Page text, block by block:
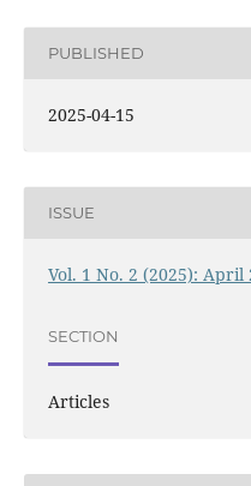
PUBLISHED
2025-04-15
ISSUE
Vol. 1 No. 2 (2025): April
SECTION
Articles